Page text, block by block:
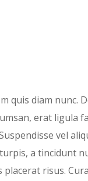
quis diam nunc.
erat ligula
vel
a tincidunt
placerat risus.